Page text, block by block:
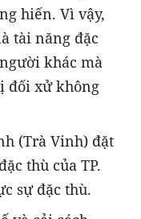
hiến. Vì vậy,
tài năng đặc
khác mà
đối xử không
(Trà Vinh) đặt
thù của TP.
sự đặc thù.